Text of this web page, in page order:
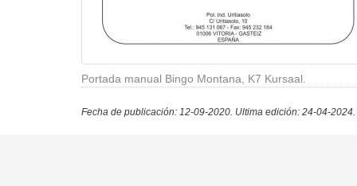
Portada manual Bingo Montana, K7 Kursaal.
Fecha de publicación: 12-09-2020. Ultima edición: 24-04-2024.